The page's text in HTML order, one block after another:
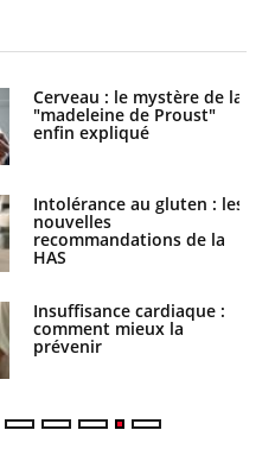
Cerveau : le mystère de la
"madeleine de Proust"
enfin expliqué
Intolérance au gluten : les
nouvelles
recommandations de la
HAS
Insuffisance cardiaque :
comment mieux la
prévenir
Le décalage des horaires
d'été : quel impact sur le
sommeil ?
Grossesse : ces polluants
pourraient influencer le
poids des enfants
Autisme : pourquoi le
cerveau reconnaît-il les
visages autrement ?